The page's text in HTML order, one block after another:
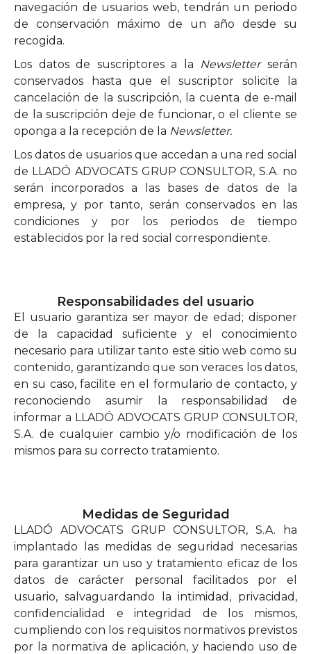
navegación de usuarios web, tendrán un periodo
de conservación máximo de un año desde su
recogida.
Los datos de suscriptores a la Newsletterserán
conservados hasta que el suscriptor solicite la
cancelación de la suscripción, la cuenta de e-mail
de la suscripción deje de funcionar, o el cliente se
oponga a la recepción de la Newsletter.
Los datos de usuarios que accedan a una red social
de LLADÓ ADVOCATS GRUP CONSULTOR, S.A. no
serán incorporados a las bases de datos de la
empresa, y por tanto, serán conservados en las
condiciones y por los periodos de tiempo
establecidos por la red social correspondiente.
Responsabilidades del usuario
El usuario garantiza ser mayor de edad; disponer
de la capacidad suficiente y el conocimiento
necesario para utilizar tanto este sitio web como su
contenido, garantizando que son veraces los datos,
en su caso, facilite en el formulario de contacto, y
reconociendo asumir la responsabilidad de
informar a LLADÓ ADVOCATS GRUP CONSULTOR,
S.A. de cualquier cambio y/o modificación de los
mismos para su correcto tratamiento.
Medidas de Seguridad
LLADÓ ADVOCATS GRUP CONSULTOR, S.A. ha
implantado las medidas de seguridad necesarias
para garantizar un uso y tratamiento eficaz de los
datos de carácter personal facilitados por el
usuario, salvaguardando la intimidad, privacidad,
confidencialidad e integridad de los mismos,
cumpliendo con los requisitos normativos previstos
por la normativa de aplicación, y haciendo uso de